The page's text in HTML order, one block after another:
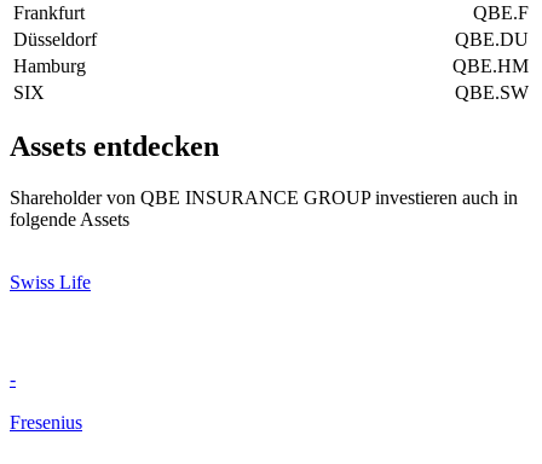
Frankfurt
QBE.F
Düsseldorf
QBE.DU
Hamburg
QBE.HM
SIX
QBE.SW
Assets entdecken
Shareholder von QBE INSURANCE GROUP investieren auch in
folgende Assets
Swiss Life
-
Fresenius